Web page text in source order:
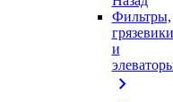
Фильтры,
грязевики
и
chevron_right